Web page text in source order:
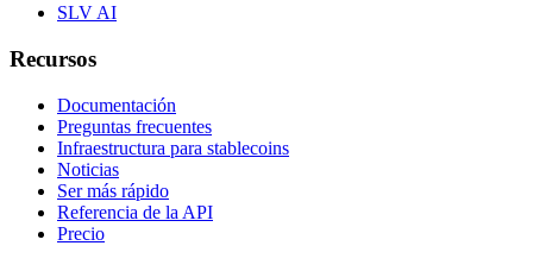
SLV AI
Recursos
Documentación
Preguntas frecuentes
Infraestructura para stablecoins
Noticias
Ser más rápido
Referencia de la API
Precio